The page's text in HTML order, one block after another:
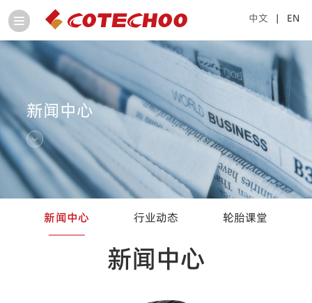
中文 | EN
新闻中心
新闻中心 行业动态 轮胎课堂
新闻中心